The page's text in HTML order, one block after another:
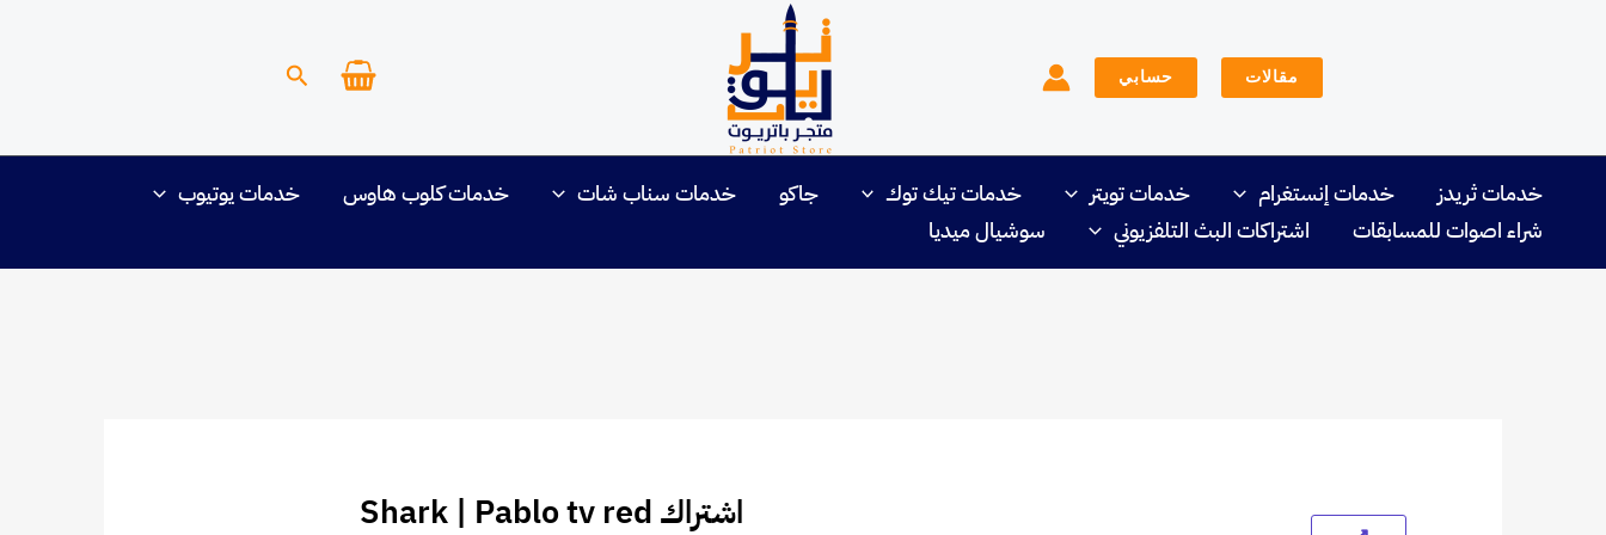
مقالات حسابي البحث
خدمات ثريدز خدمات إنستغرام خدمات تويتر خدمات تيك توك جاكو خدمات سناب شات خدمات كلوب هاوس
خدمات يوتيوب
شراء اصوات للمسابقات
اشتراكات البث التلفزيوني سوشيال ميديا
اشتراك Shark | Pablo tv red